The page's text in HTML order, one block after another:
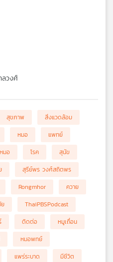
ลวงศ์
สุขภาพ
สิ่งแวดล้อม
หมอ
แพทย์
มอ โรค
สุนัข
สุรีย์พร วงศ์สถิตพร
Rongmhor
ควาย
ThaiPBSPodcast
ติดต่อ
หมูเถื่อน
หมอพทย์
แพร่ระบาด
มีชีวิต